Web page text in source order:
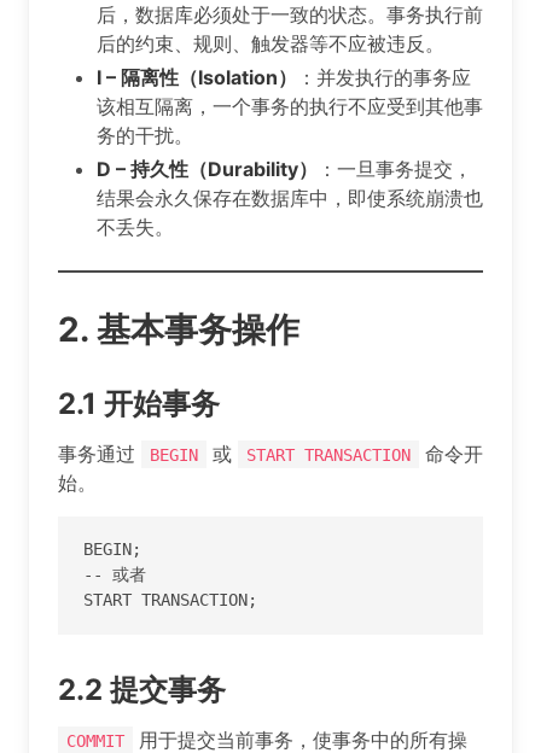
后，数据库必须处于一致的状态。事务执行前
后的约束、规则、触发器等不应被违反。
I – 隔离性（Isolation）
：并发执行的事务应
该相互隔离，一个事务的执行不应受到其他事
务的干扰。
D – 持久性（Durability）
：一旦事务提交，
结果会永久保存在数据库中，即使系统崩溃也
不丢失。
2. 基本事务操作
2.1 开始事务
事务通过 BEGIN 或 START TRANSACTION
命令开
始。
BEGIN;
-- 或者
START TRANSACTION;
2.2 提交事务
COMMIT
用于提交当前事务，使事务中的所有操